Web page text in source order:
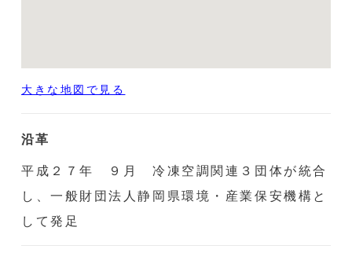
大きな地図で見る
沿革
平成２７年 ９月 冷凍空調関連３団体が統合
し、一般財団法人静岡県環境・産業保安機構と
して発足